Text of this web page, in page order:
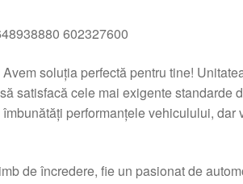
602327600
soluția perfectă pentru tine!
satisfacă cele mai exigente standarde
performanțele vehiculului, dar
de încredere, fie un pasionat de